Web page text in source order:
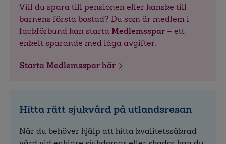
Vill du spara till pensionen eller kanske till
barnens första bostad? Du som är medlem i
fackförbund kan startaMedlemsspar– ett
enkelt sparande med låga avgifter.
Starta Medlemsspar här